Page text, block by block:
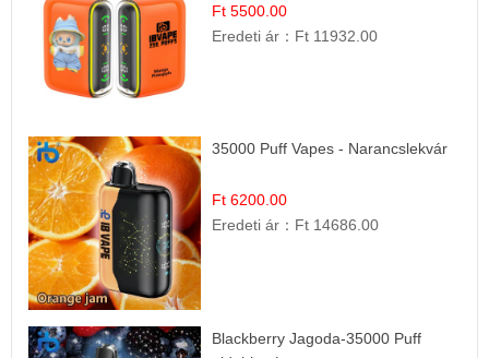
Ft 5500.00
Eredeti ár： Ft 11932.00
35000 Puff Vapes - Narancslekvár
Ft 6200.00
Eredeti ár： Ft 14686.00
Blackberry Jagoda-35000 Puff